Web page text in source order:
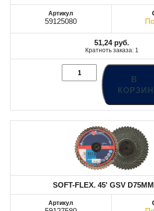
59125080
51,24 руб.
Кратноть заказа: 1
В
SOFT-FLEX. 45' GSV